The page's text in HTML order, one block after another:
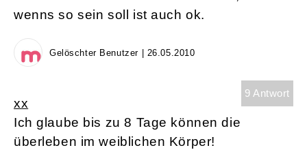
wenns so sein soll ist auch ok.
Gelöschter Benutzer | 26.05.2010
9 Antwort
xx
Ich glaube bis zu 8 Tage können die
überleben im weiblichen Körper!